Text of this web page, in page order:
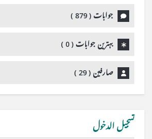
جوابات ( 879
)
بہترین جوابات ( 0
)
صارفین ( 29
)
تسجيل الدخول